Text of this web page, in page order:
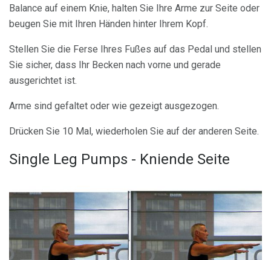
Balance auf einem Knie, halten Sie Ihre Arme zur Seite oder
beugen Sie mit Ihren Händen hinter Ihrem Kopf.
Stellen Sie die Ferse Ihres Fußes auf das Pedal und stellen
Sie sicher, dass Ihr Becken nach vorne und gerade
ausgerichtet ist.
Arme sind gefaltet oder wie gezeigt ausgezogen.
Drücken Sie 10 Mal, wiederholen Sie auf der anderen Seite.
Single Leg Pumps - Kniende Seite